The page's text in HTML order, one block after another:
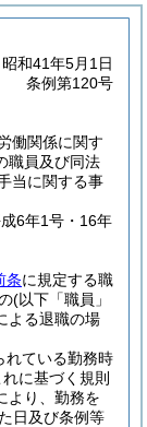
昭和41年5月1日
条例第120号
働関係に関す
職員及び同法
当に関する事
6年1号・16年
条に規定する職
(以下「職員」
よる退職の場
れている勤務時
に基づく規則
より、勤務を
日及び条例等